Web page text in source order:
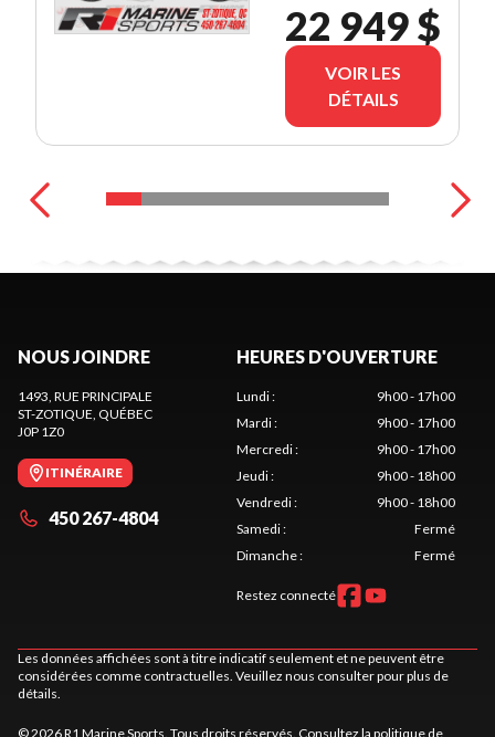
22 949 $
VOIR LES
DÉTAILS
NOUS JOINDRE
1493, RUE PRINCIPALE
ST-ZOTIQUE, QUÉBEC
J0P 1Z0
ITINÉRAIRE
450 267-4804
HEURES D'OUVERTURE
Lundi:
9h00 - 17h00
Mardi:
9h00 - 17h00
Mercredi:
9h00 - 17h00
Jeudi:
9h00 - 18h00
Vendredi:
9h00 - 18h00
Samedi:
Fermé
Dimanche: Fermé
Restez connecté
Les données affichées sont à titre indicatif seulement et ne peuvent être
considérées comme contractuelles. Veuillez nous consulter pour plus de
détails.
© 2026 R1 Marine Sports. Tous droits réservés. Consultez la politique de